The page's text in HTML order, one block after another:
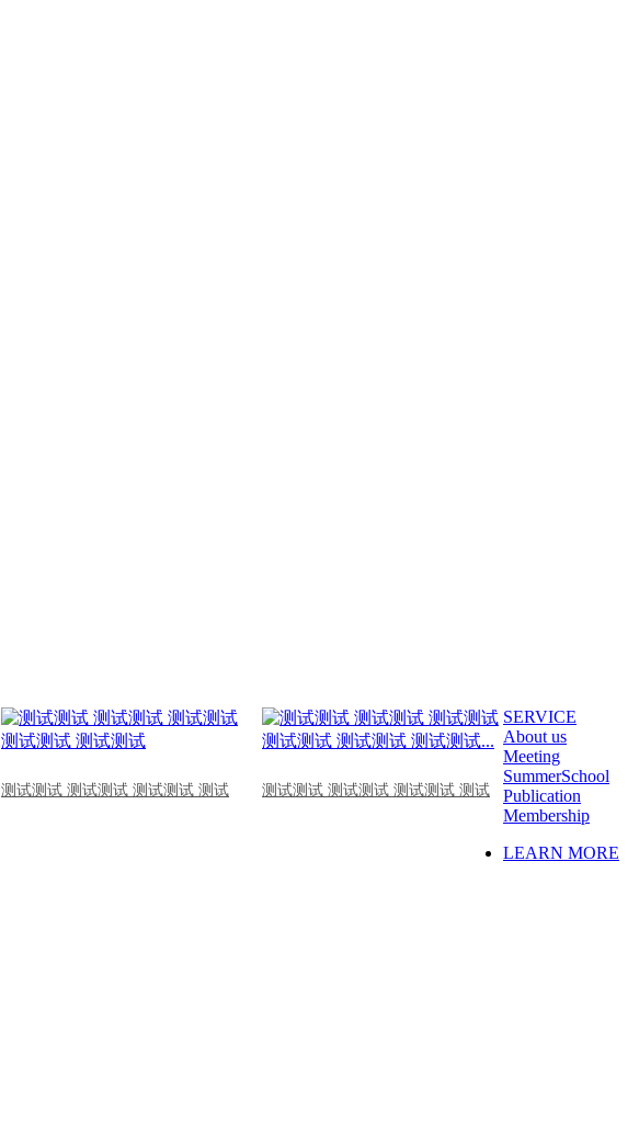
测试测试 测试测试 测试测试 测试 测试测试 测试测试 测试测试 测试
SERVICE
About us
Meeting
SummerSchool
Publication
Membership
LEARN MORE